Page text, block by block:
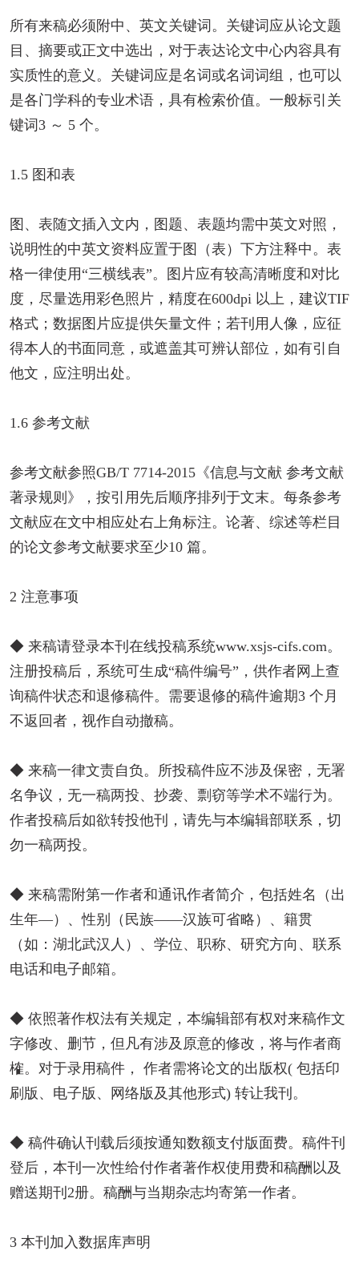
所有来稿必须附中、英文关键词。关键词应从论文题
目、摘要或正文中选出，对于表达论文中心内容具有
实质性的意义。关键词应是名词或名词词组，也可以
是各门学科的专业术语，具有检索价值。一般标引关
键词3 ～ 5 个。
1.5 图和表
图、表随文插入文内，图题、表题均需中英文对照，
说明性的中英文资料应置于图（表）下方注释中。表
格一律使用“三横线表”。图片应有较高清晰度和对比
度，尽量选用彩色照片，精度在600dpi 以上，建议TIF
格式；数据图片应提供矢量文件；若刊用人像，应征
得本人的书面同意，或遮盖其可辨认部位，如有引自
他文，应注明出处。
1.6 参考文献
参考文献参照GB/T 7714-2015《信息与文献 参考文献
著录规则》，按引用先后顺序排列于文末。每条参考
文献应在文中相应处右上角标注。论著、综述等栏目
的论文参考文献要求至少10 篇。
2 注意事项
◆ 来稿请登录本刊在线投稿系统www.xsjs-cifs.com。
注册投稿后，系统可生成“稿件编号”，供作者网上查
询稿件状态和退修稿件。需要退修的稿件逾期3 个月
不返回者，视作自动撤稿。
◆ 来稿一律文责自负。所投稿件应不涉及保密，无署
名争议，无一稿两投、抄袭、剽窃等学术不端行为。
作者投稿后如欲转投他刊，请先与本编辑部联系，切
勿一稿两投。
◆ 来稿需附第一作者和通讯作者简介，包括姓名（出
生年—）、性别（民族——汉族可省略）、籍贯
（如：湖北武汉人）、学位、职称、研究方向、联系
电话和电子邮箱。
◆ 依照著作权法有关规定，本编辑部有权对来稿作文
字修改、删节，但凡有涉及原意的修改，将与作者商
榷。对于录用稿件， 作者需将论文的出版权( 包括印
刷版、电子版、网络版及其他形式) 转让我刊。
◆ 稿件确认刊载后须按通知数额支付版面费。稿件刊
登后，本刊一次性给付作者著作权使用费和稿酬以及
赠送期刊2册。稿酬与当期杂志均寄第一作者。
3 本刊加入数据库声明